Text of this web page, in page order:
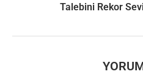
Talebini Rekor